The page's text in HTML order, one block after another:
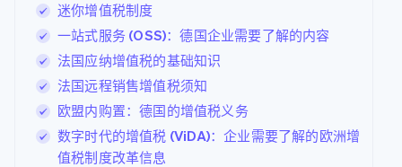
迷你增值税制度
一站式服务 (OSS)：德国企业需要了解的内容
法国应纳增值税的基础知识
法国远程销售增值税须知
欧盟内购置：德国的增值税义务
数字时代的增值税 (ViDA)：企业需要了解的欧洲增
值税制度改革信息